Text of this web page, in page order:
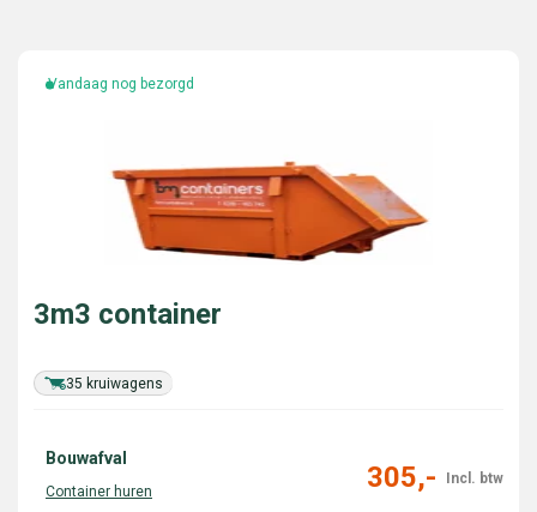
Vandaag nog bezorgd
35 kruiwagens
3m3 container
Bouwafval
305,-